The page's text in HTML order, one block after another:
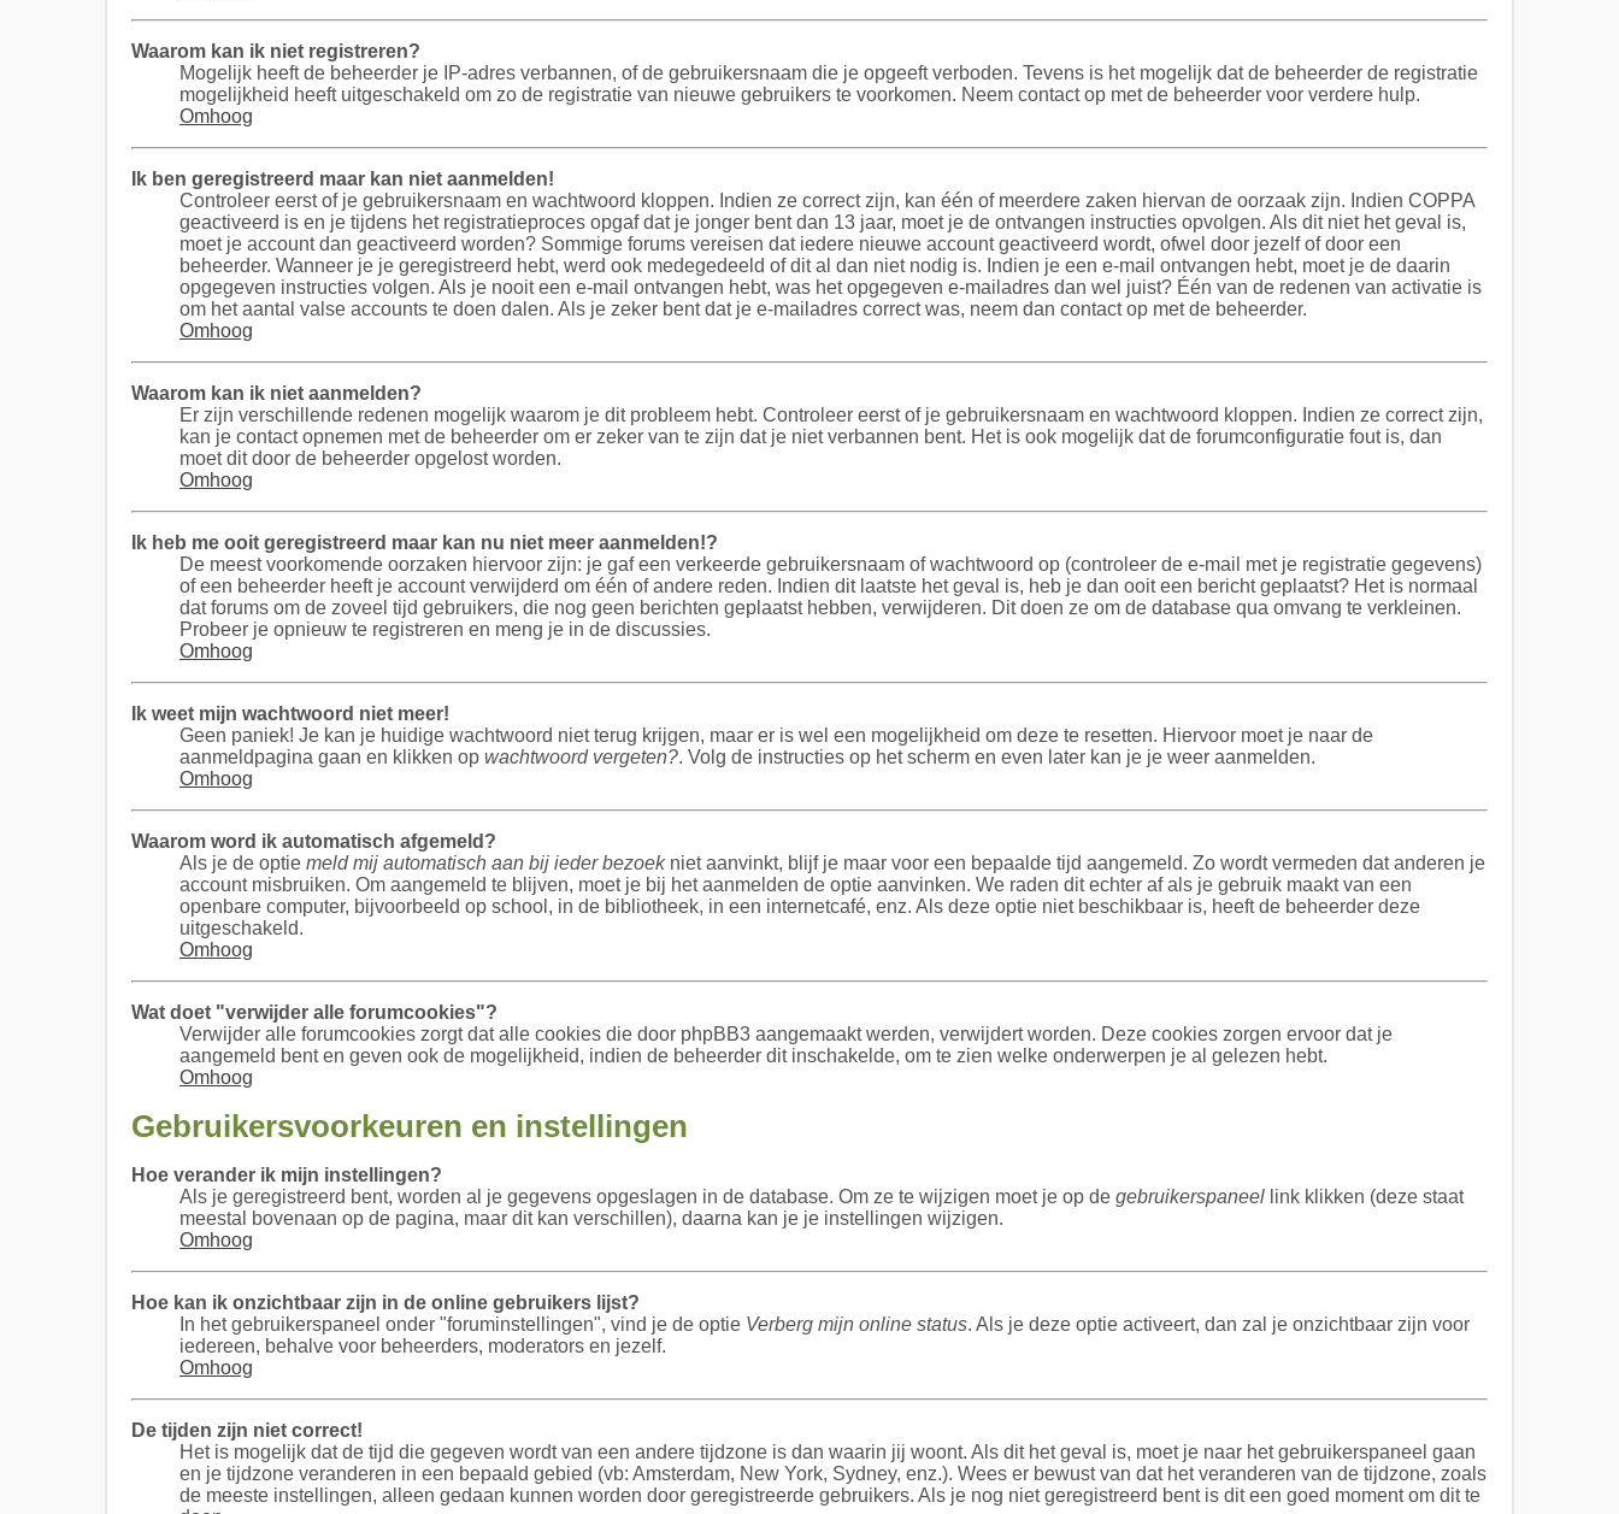
Waarom kan ik niet registreren?
Mogelijk heeft de beheerder je IP-adres verbannen, of de gebruikersnaam die je opgeeft verboden. Tevens is het mogelijk dat de beheerder de registratie
mogelijkheid heeft uitgeschakeld om zo de registratie van nieuwe gebruikers te voorkomen. Neem contact op met de beheerder voor verdere hulp.
Omhoog
Ik ben geregistreerd maar kan niet aanmelden!
Controleer eerst of je gebruikersnaam en wachtwoord kloppen. Indien ze correct zijn, kan één of meerdere zaken hiervan de oorzaak zijn. Indien COPPA
geactiveerd is en je tijdens het registratieproces opgaf dat je jonger bent dan 13 jaar, moet je de ontvangen instructies opvolgen. Als dit niet het geval is,
moet je account dan geactiveerd worden? Sommige forums vereisen dat iedere nieuwe account geactiveerd wordt, ofwel door jezelf of door een
beheerder. Wanneer je je geregistreerd hebt, werd ook medegedeeld of dit al dan niet nodig is. Indien je een e-mail ontvangen hebt, moet je de daarin
opgegeven instructies volgen. Als je nooit een e-mail ontvangen hebt, was het opgegeven e-mailadres dan wel juist? Één van de redenen van activatie is
om het aantal valse accounts te doen dalen. Als je zeker bent dat je e-mailadres correct was, neem dan contact op met de beheerder.
Omhoog
Waarom kan ik niet aanmelden?
Er zijn verschillende redenen mogelijk waarom je dit probleem hebt. Controleer eerst of je gebruikersnaam en wachtwoord kloppen. Indien ze correct zijn,
kan je contact opnemen met de beheerder om er zeker van te zijn dat je niet verbannen bent. Het is ook mogelijk dat de forumconfiguratie fout is, dan
moet dit door de beheerder opgelost worden.
Omhoog
Ik heb me ooit geregistreerd maar kan nu niet meer aanmelden!?
De meest voorkomende oorzaken hiervoor zijn: je gaf een verkeerde gebruikersnaam of wachtwoord op (controleer de e-mail met je registratie gegevens)
of een beheerder heeft je account verwijderd om één of andere reden. Indien dit laatste het geval is, heb je dan ooit een bericht geplaatst? Het is normaal
dat forums om de zoveel tijd gebruikers, die nog geen berichten geplaatst hebben, verwijderen. Dit doen ze om de database qua omvang te verkleinen.
Probeer je opnieuw te registreren en meng je in de discussies.
Omhoog
Ik weet mijn wachtwoord niet meer!
Geen paniek! Je kan je huidige wachtwoord niet terug krijgen, maar er is wel een mogelijkheid om deze te resetten. Hiervoor moet je naar de
aanmeldpagina gaan en klikken op wachtwoord vergeten?. Volg de instructies op het scherm en even later kan je je weer aanmelden.
Omhoog
Waarom word ik automatisch afgemeld?
Als je de optie meld mij automatisch aan bij ieder bezoekniet aanvinkt, blijf je maar voor een bepaalde tijd aangemeld. Zo wordt vermeden dat anderen je
account misbruiken. Om aangemeld te blijven, moet je bij het aanmelden de optie aanvinken. We raden dit echter af als je gebruik maakt van een
openbare computer, bijvoorbeeld op school, in de bibliotheek, in een internetcafé, enz. Als deze optie niet beschikbaar is, heeft de beheerder deze
uitgeschakeld.
Omhoog
Wat doet "verwijder alle forumcookies"?
Verwijder alle forumcookies zorgt dat alle cookies die door phpBB3 aangemaakt werden, verwijdert worden. Deze cookies zorgen ervoor dat je
aangemeld bent en geven ook de mogelijkheid, indien de beheerder dit inschakelde, om te zien welke onderwerpen je al gelezen hebt.
Omhoog
Gebruikersvoorkeuren en instellingen
Hoe verander ik mijn instellingen?
Als je geregistreerd bent, worden al je gegevens opgeslagen in de database. Om ze te wijzigen moet je op de gebruikerspaneel link klikken (deze staat
meestal bovenaan op de pagina, maar dit kan verschillen), daarna kan je je instellingen wijzigen.
Omhoog
Hoe kan ik onzichtbaar zijn in de online gebruikers lijst?
In het gebruikerspaneel onder "foruminstellingen", vind je de optie Verberg mijn online status. Als je deze optie activeert, dan zal je onzichtbaar zijn voor
iedereen, behalve voor beheerders, moderators en jezelf.
Omhoog
De tijden zijn niet correct!
Het is mogelijk dat de tijd die gegeven wordt van een andere tijdzone is dan waarin jij woont. Als dit het geval is, moet je naar het gebruikerspaneel gaan
en je tijdzone veranderen in een bepaald gebied (vb: Amsterdam, New York, Sydney, enz.). Wees er bewust van dat het veranderen van de tijdzone, zoals
de meeste instellingen, alleen gedaan kunnen worden door geregistreerde gebruikers. Als je nog niet geregistreerd bent is dit een goed moment om dit te